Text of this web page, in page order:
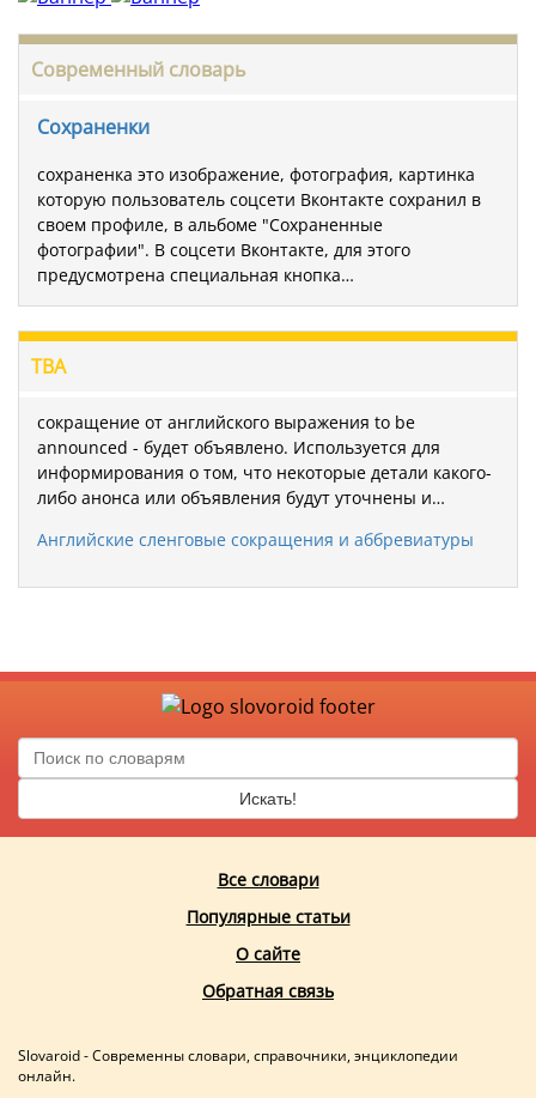
Современный словарь
Сохраненки
сохраненка это изображение, фотография, картинка
которую пользователь соцсети Вконтакте сохранил в
своем профиле, в альбоме "Сохраненные
фотографии". В соцсети Вконтакте, для этого
предусмотрена специальная кнопка…
TBA
сокращение от английского выражения to be
announced - будет объявлено. Используется для
информирования о том, что некоторые детали какого-
либо анонса или объявления будут уточнены и…
Английские сленговые сокращения и аббревиатуры
Искать!
Все словари
Популярные статьи
О сайте
Обратная связь
Slovaroid - Современны словари, справочники, энциклопедии
онлайн.